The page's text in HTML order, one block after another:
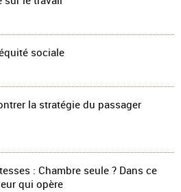
sociale
la stratégie du passager
: Chambre seule ? Dans ce
qui opère